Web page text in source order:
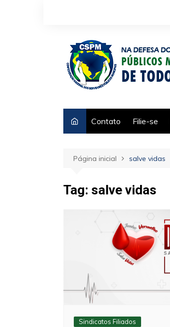
Contato Filie-se
Página inicial salve vidas
Tag: salve vidas
Sindicatos Filiados